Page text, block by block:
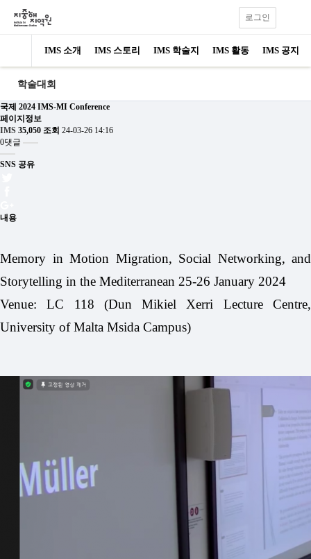
IMS 소개 IMS 스토리 IMS 학술지 IMS 활동 IMS 공지
로그인
학술대회
국제 2024 IMS-MI Conference
페이지정보
IMS 35,050 조회 24-03-26 14:16
0댓글
SNS 공유
내용
Memory in Motion Migration, Social Networking, and
Storytelling in the Mediterranean 25-26 January 2024
Venue: LC 118 (Dun Mikiel Xerri Lecture Centre,
University of Malta Msida Campus)